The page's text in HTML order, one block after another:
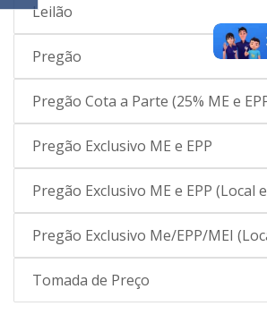
Leilão
Pregão
Pregão Cota a Parte (25% ME e
Pregão Exclusivo ME e EPP
Pregão Exclusivo ME e EPP (Local
Pregão Exclusivo Me/EPP/MEI
Tomada de Preço